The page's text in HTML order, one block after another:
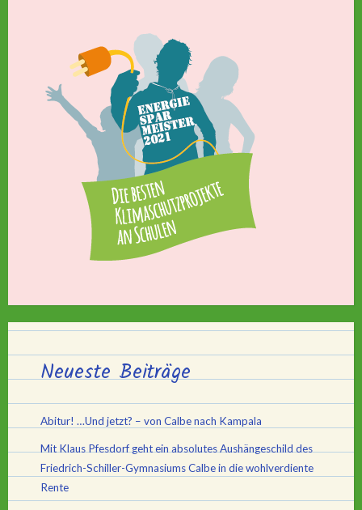
Neueste Beiträge
Abitur! …Und jetzt? – von Calbe nach Kampala
Mit Klaus Pfesdorf geht ein absolutes Aushängeschild des
Friedrich-Schiller-Gymnasiums Calbe in die wohlverdiente
Rente